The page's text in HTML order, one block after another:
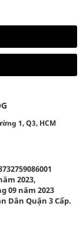
1, Q3, HCM
2023,
09 năm 2023
Dân Quận 3 Cấp.